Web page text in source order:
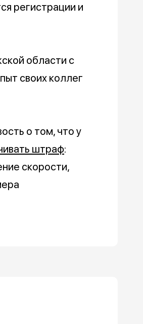
регистрации и
области с
своих коллег
о том, что у
штраф:
скорости,